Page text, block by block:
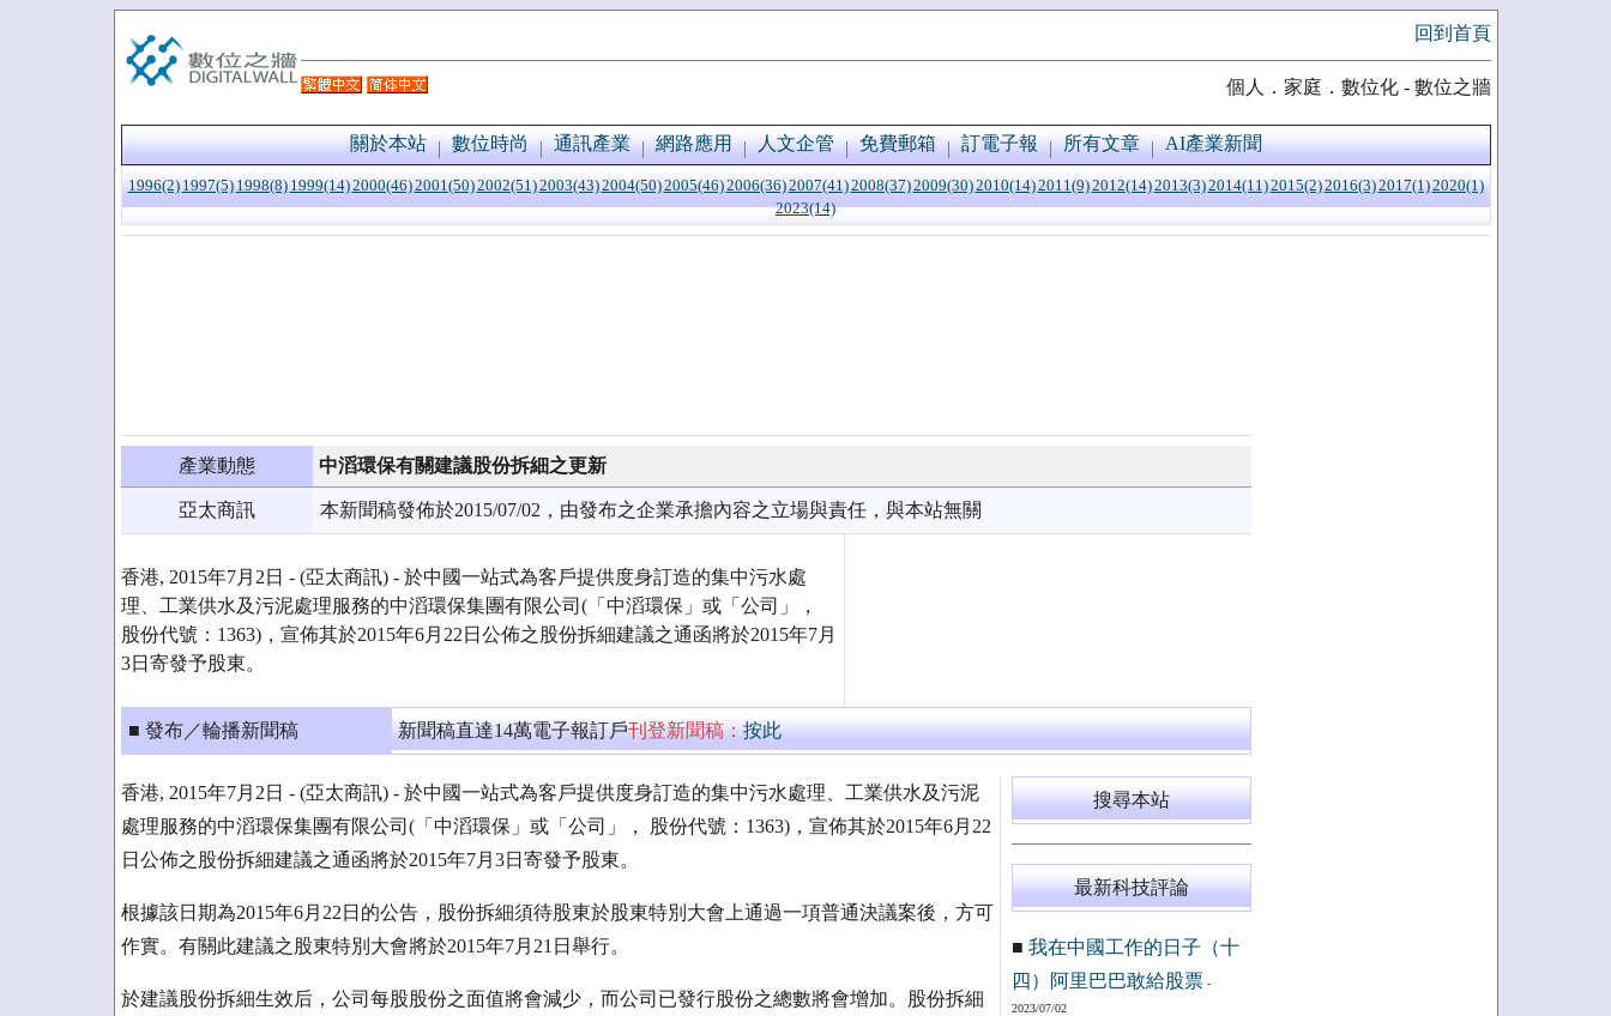
回到首頁
個人．家庭．數位化 - 數位之牆
關於本站 數位時尚 通訊產業 網路應用 人文企管 免費郵箱 訂電子報 所有文章 AI產業新聞
1996(2) 1997(5) 1998(8) 1999(14)2000(46)2001(50)2002(51)2003(43)2004(50)2005(46)2006(36)2007(41)2008(37)2009(30)2010(14)2011(9)2012(14)2013(3)2014(11)2015(2)2016(3)2017(1)2020(1)
2023(14)
產業動態 中滔環保有關建議股份拆細之更新
亞太商訊 本新聞稿發佈於2015/07/02，由發布之企業承擔內容之立場與責任，與本站無關
香港, 2015年7月2日 - (亞太商訊) - 於中國一站式為客戶提供度身訂造的集中污水處
理、工業供水及污泥處理服務的中滔環保集團有限公司(「中滔環保」或「公司」，
股份代號：1363)，宣佈其於2015年6月22日公佈之股份拆細建議之通函將於2015年7月
3日寄發予股東。
■ 發布／輪播新聞稿 新聞稿直達14萬電子報訂戶刊登新聞稿：按此
香港, 2015年7月2日 - (亞太商訊) - 於中國一站式為客戶提供度身訂造的集中污水處理、工業供水及污泥
處理服務的中滔環保集團有限公司(「中滔環保」或「公司」， 股份代號：1363)，宣佈其於2015年6月22
日公佈之股份拆細建議之通函將於2015年7月3日寄發予股東。
根據該日期為2015年6月22日的公告，股份拆細須待股東於股東特別大會上通過一項普通決議案後，方可
作實。有關此建議之股東特別大會將於2015年7月21日舉行。
於建議股份拆細生效后，公司每股股份之面值將會減少，而公司已發行股份之總數將會增加。股份拆細
搜尋本站
最新科技評論
■ 我在中國工作的日子（十
四）阿里巴巴敢給股票-
2023/07/02